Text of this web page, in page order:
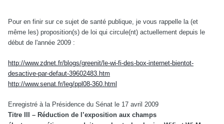
Pour en finir sur ce sujet de santé publique, je vous rappelle la (et
même les) proposition(s) de loi qui circule(nt) actuellement depuis le
début de l'année 2009 :
http://www.zdnet.fr/blogs/greenit/le-wi-fi-des-box-internet-bientot-
desactive-par-defaut-39602483.htm
http://www.senat.fr/leg/ppl08-360.html
Enregistré à la Présidence du Sénat le 17 avril 2009
Titre III – Réduction de l’exposition aux champs